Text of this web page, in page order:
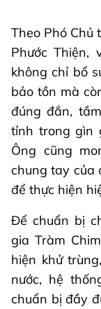
Theo Phó Chủ
Phước
không chỉ bổ
bảo tồn mà
đúng đắn,
tỉnh trong gìn
Ông cũng
chung tay của
để thực hiện
Để chuẩn bị
gia Tràm
hiện khử
nước, hệ
chuẩn bị đầy